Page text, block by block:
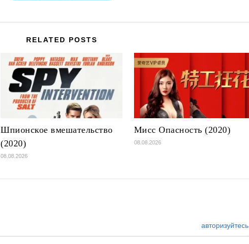
RELATED POSTS
Шпионское вмешательство
(2020)
08.08.2026
Мисс Опасность (2020)
08.08.2026
авторизуйтесь